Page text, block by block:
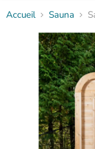
Accueil Sauna